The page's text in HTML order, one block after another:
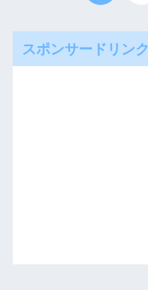
スポンサードリンク